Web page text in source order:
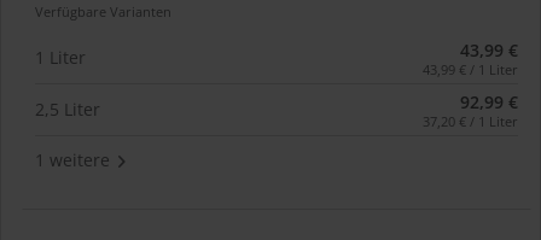
Verfügbare Varianten
1 Liter 43,99 €
43,99 € / 1 Liter
2,5 Liter 92,99 €
37,20 € / 1 Liter
1 weitere